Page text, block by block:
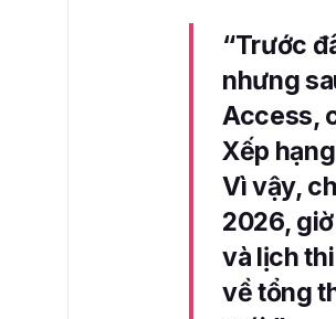
“Trước
nhưng
Access,
Xếp
Vì vậy,
2026,
và lịch
về tổng